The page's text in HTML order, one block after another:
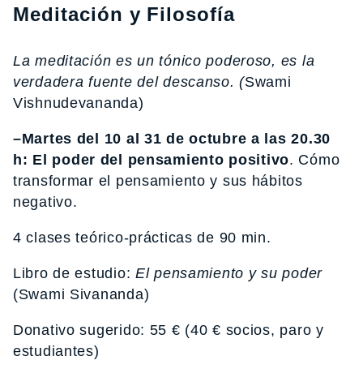
Meditación y Filosofía
La meditación es un tónico poderoso, es la
verdadera fuente del descanso. (Swami
Vishnudevananda)
–Martes del 10 al 31 de octubre a las 20.30
h: El poder del pensamiento positivo. Cómo
transformar el pensamiento y sus hábitos
negativo.
4 clases teórico-prácticas de 90 min.
Libro de estudio: El pensamiento y su poder
(Swami Sivananda)
Donativo sugerido: 55 € (40 € socios, paro y
estudiantes)